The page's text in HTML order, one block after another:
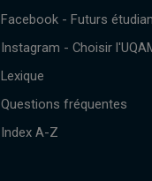
Facebook - Futurs
Instagram - Choisir
Lexique
Questions fréquentes
Index A-Z